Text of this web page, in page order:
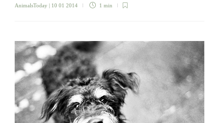
AnimalsToday | 10 01 2014 1 min